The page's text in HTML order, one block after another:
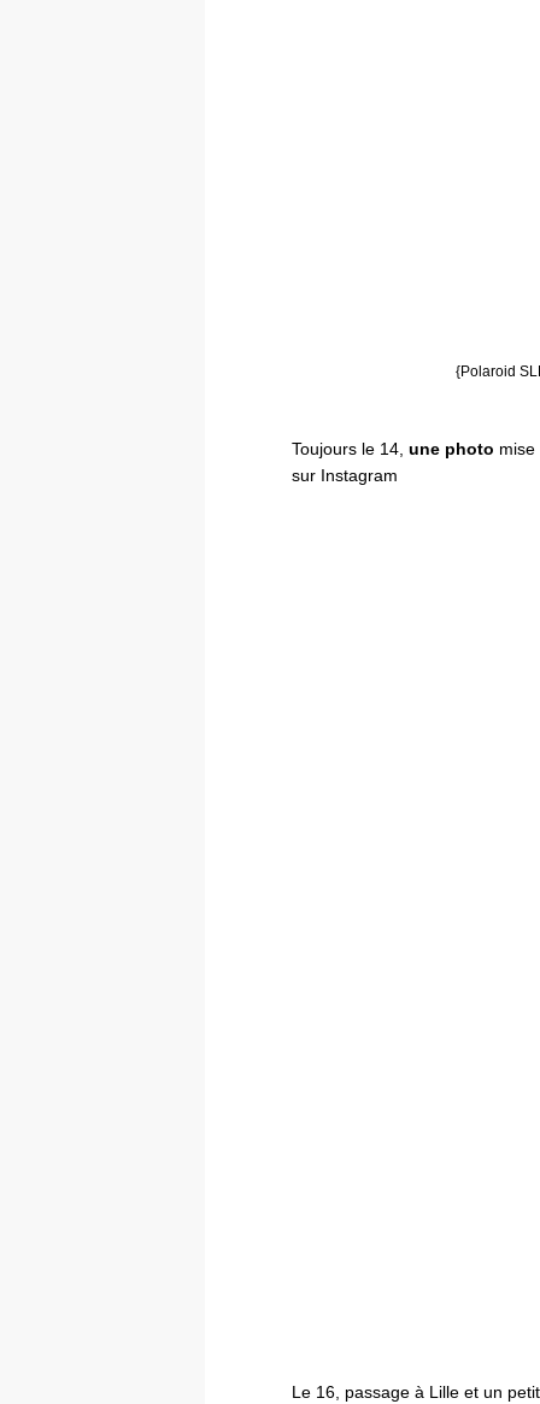
{Polaroid
Toujours le 14, une photo mise
sur Instagram
Le 16, passage à Lille et un